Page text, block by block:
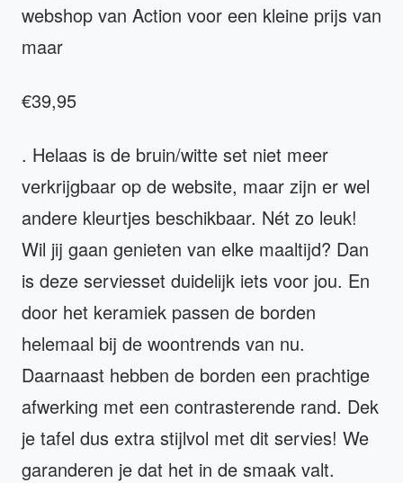
webshop van Action voor een kleine prijs van
maar
€39,95
. Helaas is de bruin/witte set niet meer
verkrijgbaar op de website, maar zijn er wel
andere kleurtjes beschikbaar. Nét zo leuk!
Wil jij gaan genieten van elke maaltijd? Dan
is deze serviesset duidelijk iets voor jou. En
door het keramiek passen de borden
helemaal bij de woontrends van nu.
Daarnaast hebben de borden een prachtige
afwerking met een contrasterende rand. Dek
je tafel dus extra stijlvol met dit servies! We
garanderen je dat het in de smaak valt.